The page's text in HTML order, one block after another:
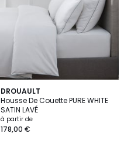
DROUAULT
Housse De Couette PURE WHITE
SATIN LAVÉ
à partir de
178,00 €
6
Couleurs